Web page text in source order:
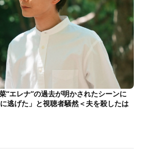
“エレナ”の過去が明かされたシーンに
逃げた」と視聴者騒然＜夫を殺したは